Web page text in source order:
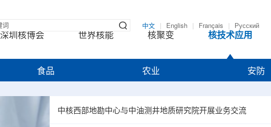
中文 English Français Русский
深圳核博会 世界核能 核聚变 核技术应用
食品 农业 安防
中核西部地勘中心与中油测井地质研究院开展业务交流